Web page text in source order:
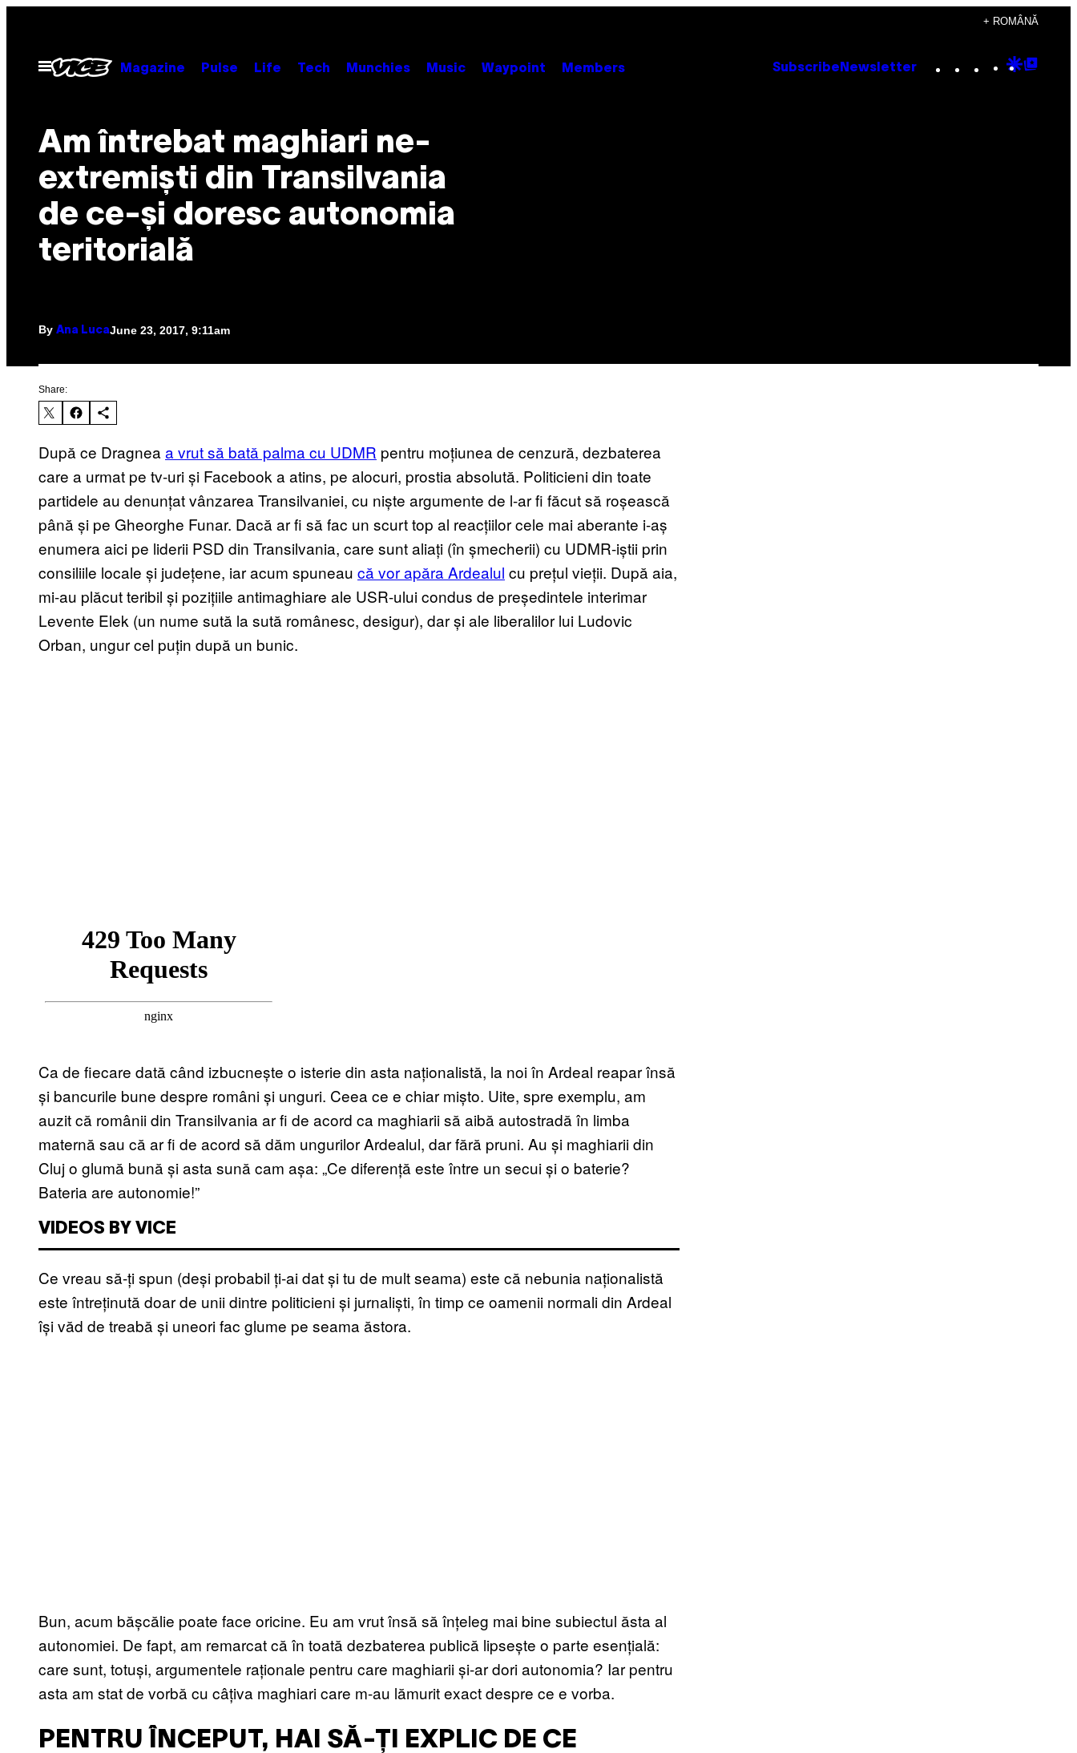
content
+ ROMÂNĂ
Open
Menu
Magazine Pulse Life Tech Munchies Music Waypoint Members Subscribe Newsletter Instagram
TikTok
YouTube
Google
Am întrebat maghiari ne-
extremiști din Transilvania
de ce-și doresc autonomia
teritorială
By Ana LucaJune 23, 2017, 9:11am
Share:
După ce Dragnea a vrut să bată palma cu UDMR pentru moțiunea de cenzură, dezbaterea
care a urmat pe tv-uri și Facebook a atins, pe alocuri, prostia absolută. Politicieni din toate
partidele au denunțat vânzarea Transilvaniei, cu niște argumente de l-ar fi făcut să roșească
până și pe Gheorghe Funar. Dacă ar fi să fac un scurt top al reacțiilor cele mai aberante i-aș
enumera aici pe liderii PSD din Transilvania, care sunt aliați (în șmecherii) cu UDMR-iștii prin
consiliile locale și județene, iar acum spuneau că vor apăra Ardealul cu prețul vieții. După aia,
mi-au plăcut teribil și pozițiile antimaghiare ale USR-ului condus de președintele interimar
Levente Elek (un nume sută la sută românesc, desigur), dar și ale liberalilor lui Ludovic
Orban, ungur cel puțin după un bunic.
Ca de fiecare dată când izbucnește o isterie din asta naționalistă, la noi în Ardeal reapar însă
și bancurile bune despre români și unguri. Ceea ce e chiar mișto. Uite, spre exemplu, am
auzit că românii din Transilvania ar fi de acord ca maghiarii să aibă autostradă în limba
maternă sau că ar fi de acord să dăm ungurilor Ardealul, dar fără pruni. Au și maghiarii din
Cluj o glumă bună și asta sună cam așa: „Ce diferență este între un secui și o baterie?
Bateria are autonomie!”
VIDEOS BY VICE
Ce vreau să-ți spun (deși probabil ți-ai dat și tu de mult seama) este că nebunia naționalistă
este întreținută doar de unii dintre politicieni și jurnaliști, în timp ce oamenii normali din Ardeal
își văd de treabă și uneori fac glume pe seama ăstora.
Bun, acum bășcălie poate face oricine. Eu am vrut însă să înțeleg mai bine subiectul ăsta al
autonomiei. De fapt, am remarcat că în toată dezbaterea publică lipsește o parte esențială:
care sunt, totuși, argumentele raționale pentru care maghiarii și-ar dori autonomia? Iar pentru
asta am stat de vorbă cu câțiva maghiari care m-au lămurit exact despre ce e vorba.
PENTRU ÎNCEPUT, HAI SĂ-ȚI EXPLIC DE CE